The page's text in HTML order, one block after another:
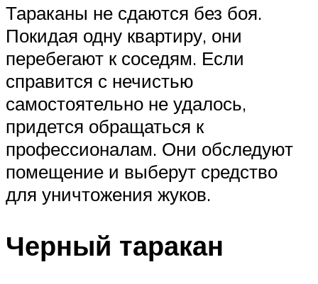
Тараканы не сдаются без боя.
Покидая одну квартиру, они
перебегают к соседям. Если
справится с нечистью
самостоятельно не удалось,
придется обращаться к
профессионалам. Они обследуют
помещение и выберут средство
для уничтожения жуков.
Черный таракан